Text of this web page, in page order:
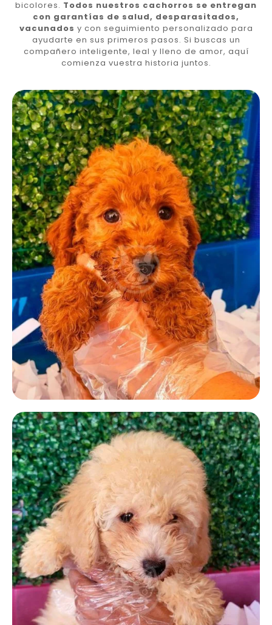
bicolores. Todos nuestros cachorros se entregan
con garantías de salud, desparasitados,
vacunados y con seguimiento personalizado para
ayudarte en sus primeros pasos. Si buscas un
compañero inteligente, leal y lleno de amor, aquí
comienza vuestra historia juntos.